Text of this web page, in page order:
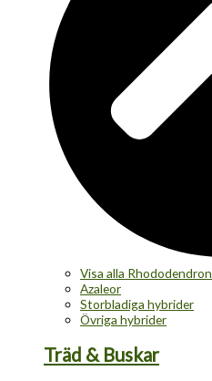
Visa alla Rhododendron
Azaleor
Storbladiga hybrider
Övriga hybrider
Träd & Buskar